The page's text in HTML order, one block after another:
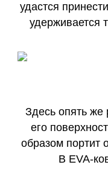
удастся
удерживается
Здесь опять же
его
образом портит
В EVA-